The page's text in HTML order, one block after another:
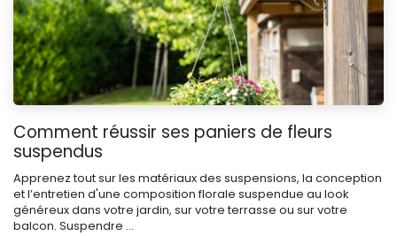
Comment réussir ses paniers de fleurs
suspendus
Apprenez tout sur les matériaux des suspensions, la conception
et l’entretien d'une composition florale suspendue au look
généreux dans votre jardin, sur votre terrasse ou sur votre
balcon. Suspendre ...